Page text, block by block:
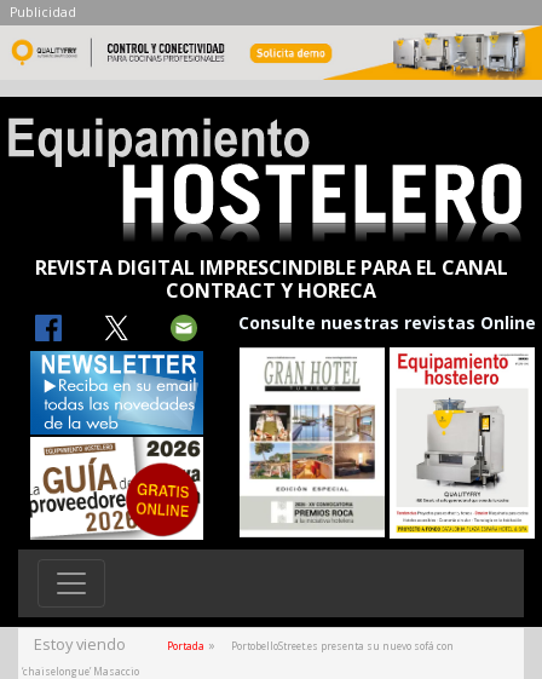
Publicidad
REVISTA DIGITAL IMPRESCINDIBLE PARA EL CANAL
CONTRACT Y HORECA
Consulte nuestras revistas Online
Estoy viendo Portada »
PortobelloStreet.es presenta su nuevo sofá con
‘chaiselongue’ Masaccio